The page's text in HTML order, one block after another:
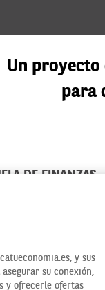
Un proyecto
para
DE FINANZAS
y sus
su conexión,
y ofrecerle ofertas